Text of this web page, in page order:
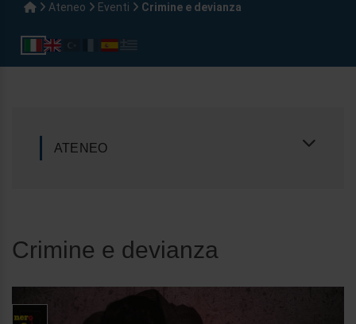
Ateneo Eventi Crimine e devianza
ATENEO
Crimine e devianza